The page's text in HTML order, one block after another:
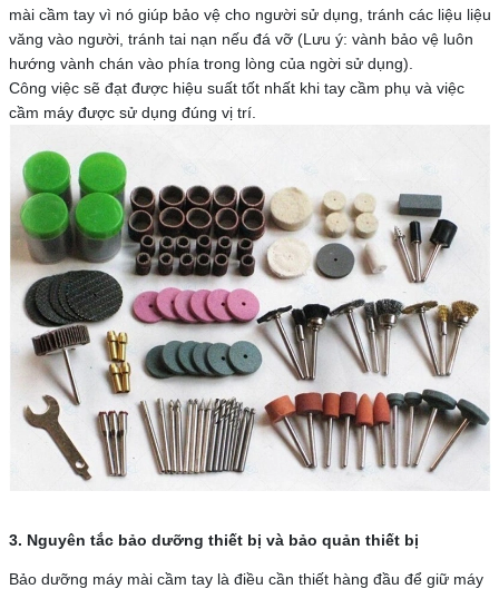
mài cầm tay vì nó giúp bảo vệ cho người sử dụng, tránh các liệu liệu
văng vào người, tránh tai nạn nếu đá vỡ (Lưu ý: vành bảo vệ luôn
hướng vành chán vào phía trong lòng của ngời sử dụng).
Công việc sẽ đạt được hiệu suất tốt nhất khi tay cầm phụ và việc
cầm máy được sử dụng đúng vị trí.
3. Nguyên tắc bảo dưỡng thiết bị và bảo quản thiết bị
Bảo dưỡng máy mài cầm tay là điều cần thiết hàng đầu để giữ máy